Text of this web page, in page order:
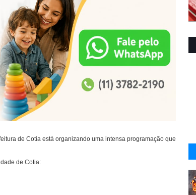
de Cotia está organizando uma intensa programação que
de Cotia: